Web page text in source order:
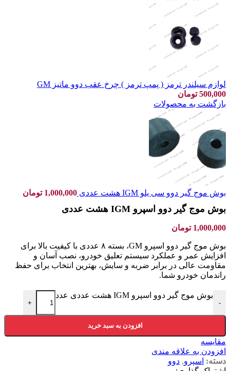
لوازم سیلندر ترمز ( پمپ ترمز ) چرخ عقب دوو ماتیز GM
500,000 تومان
بازگشت به محصولات
بوش موج گیر دوو سی یلو IGM هشت عددی 1,000,000 تومان
بوش موج گیر دوو اسپرو IGM هشت عددی
1,000,000 تومان
بوش موج گیر دوو اسپرو GM، بسته ۸ عددی با کیفیت بالا برای
افزایش عمر و عملکرد سیستم تعلیق خودرو، نصب آسان و
مقاومت عالی در برابر ضربه و سایش، بهترین انتخاب برای حفظ
راندمان خودرو شما.
-
بوش موج گیر دوو اسپرو IGM هشت عددی عدد
+
افزودن به سبد خرید
مقایسه
افزودن به علاقه مندی
دسته: اسپرو, دوو